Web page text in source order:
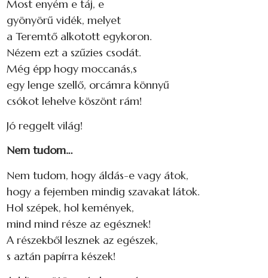
Most enyém e táj, e
gyönyörű vidék, melyet
a Teremtő alkotott egykoron.
Nézem ezt a szűzies csodát.
Még épp hogy moccanás,s
egy lenge szellő, orcámra könnyű
csókot lehelve köszönt rám!
Jó reggelt világ!
Nem tudom…
Nem tudom, hogy áldás-e vagy átok,
hogy a fejemben mindig szavakat látok.
Hol szépek, hol kemények,
mind mind része az egésznek!
A részekből lesznek az egészek,
s aztán papírra készek!